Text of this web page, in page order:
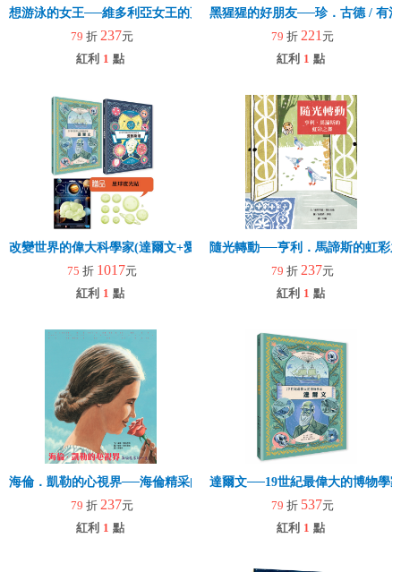
想游泳的女王──維多利亞女王的更衣車
79 折 237元
紅利 1 點
黑猩猩的好朋友──珍．古德 / 有
79 折 221 元
紅利 1 點
改變世界的偉大科學家(達爾文+愛因斯坦)+贈4M發光想像：星球夜光貼
75 折 1017元
紅利 1 點
隨光轉動──亨利．馬諦斯的虹彩
79 折 237元
紅利 1 點
海倫．凱勒的心視界──海倫精采的一生
79 折 237元
紅利 1 點
達爾文──19世紀最偉大的博物學
79 折 537元
紅利 1 點